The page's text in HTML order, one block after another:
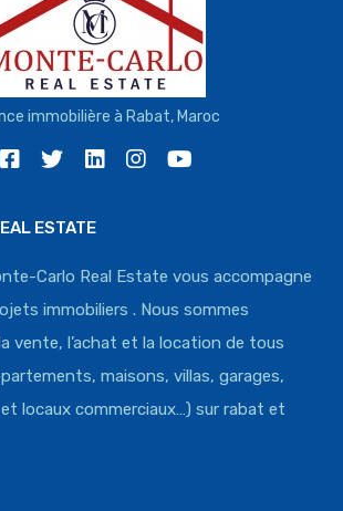
immobilière à Rabat, Maroc
ESTATE
Carlo Real Estate vous accompagne
immobiliers . Nous sommes
vente, l’achat et la location de tous
maisons, villas, garages,
locaux commerciaux…) sur rabat et